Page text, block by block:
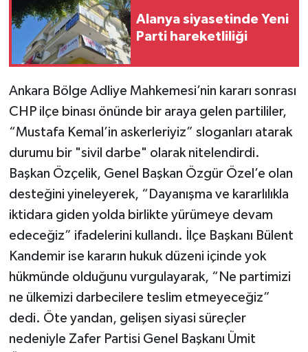
Alanya siyasetinde Yeni
Parti hareketliliği
Ankara Bölge Adliye Mahkemesi’nin kararı sonrası
CHP ilçe binası önünde bir araya gelen partililer,
“Mustafa Kemal’in askerleriyiz” sloganları atarak
durumu bir "sivil darbe" olarak nitelendirdi.
Başkan Özçelik, Genel Başkan Özgür Özel’e olan
desteğini yineleyerek, “Dayanışma ve kararlılıkla
iktidara giden yolda birlikte yürümeye devam
edeceğiz” ifadelerini kullandı. İlçe Başkanı Bülent
Kandemir ise kararın hukuk düzeni içinde yok
hükmünde olduğunu vurgulayarak, “Ne partimizi
ne ülkemizi darbecilere teslim etmeyeceğiz”
dedi. Öte yandan, gelişen siyasi süreçler
nedeniyle Zafer Partisi Genel Başkanı Ümit